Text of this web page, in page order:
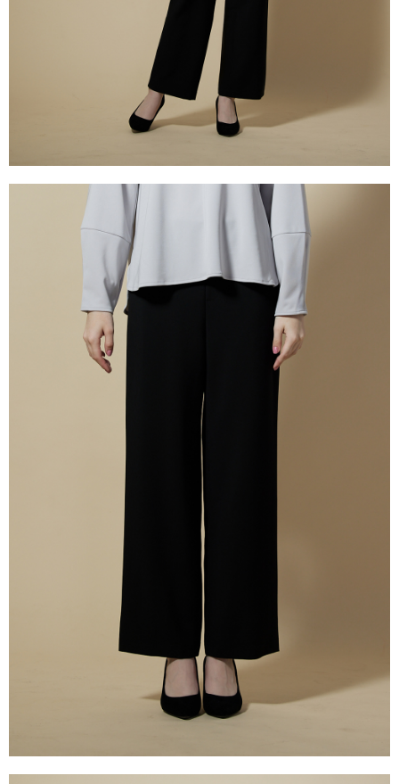
恩沛科技股份有限公司將有權停止該用戶之使用額度並採取法律行動。